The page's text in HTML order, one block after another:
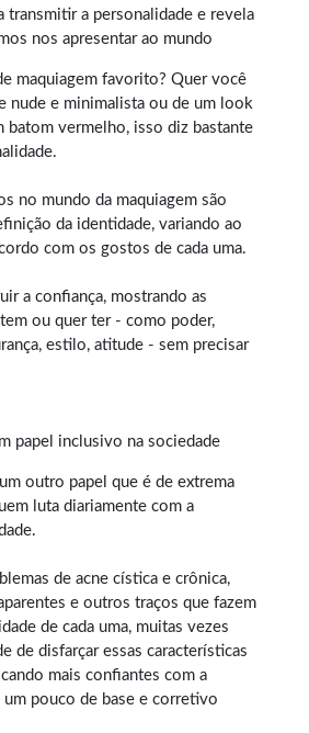
transmitir a personalidade e revela
nos apresentar ao mundo
maquiagem favorito? Quer você
nude e minimalista ou de um look
batom vermelho, isso diz bastante
no mundo da maquiagem são
da identidade, variando ao
com os gostos de cada uma.
a confiança, mostrando as
ou quer ter - como poder,
estilo, atitude - sem precisar
papel inclusivo na sociedade
outro papel que é de extrema
luta diariamente com a
de acne cística e crônica,
e outros traços que fazem
de cada uma, muitas vezes
de disfarçar essas características
mais confiantes com a
pouco de base e corretivo